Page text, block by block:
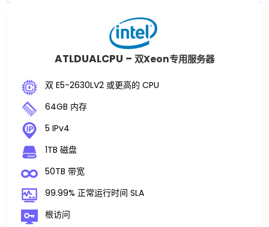
ATLDUALCPU – 双Xeon专用服务器
双 E5-2630LV2 或更高的 CPU
64GB 内存
5 IPv4
1TB 磁盘
50TB 带宽
99.99% 正常运行时间 SLA
根访问